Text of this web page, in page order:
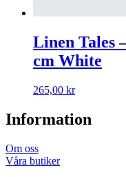
Linen Tales
cm White
265,00 kr
Information
Om oss
Våra butiker